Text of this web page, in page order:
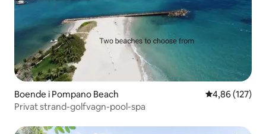
Boende i Pompano Beach 4,86 av 5 i
4,86 (127)
Privat strand-golfvagn-pool-spa